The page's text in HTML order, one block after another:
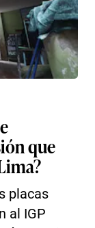
que
placas
al IGP